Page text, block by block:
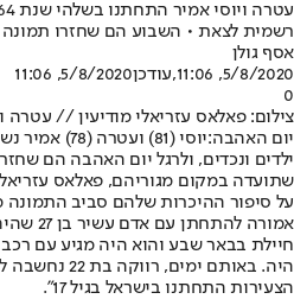
רשמית לצאת • השבוע הם שחזרו
אסף גולן
5/8/2020, 11:06
,עודכן5/8/2020, 11:06
0
צילום: פאלאס עזריאלי מודיעין // עטרה
יום האהבה:
ילדים ונכדים, ולרגל יום האהבה הם
שתועדה במקום מגוריהם, פאלאס עזריאלי
על סיפור ההיכרות שלהם סביב התמונה
אמורה
חיילת בבאר שבע והוא היה מגיע עם
הצעירות התחתנו בישראל בגיל 17".